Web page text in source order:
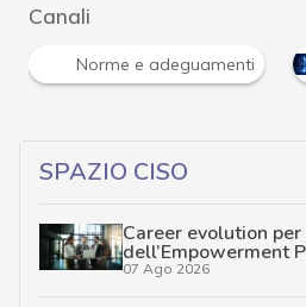
Canali
Norme e adeguamenti
SPAZIO CISO
Career evolution per
dell’Empowerment
07 Ago 2026